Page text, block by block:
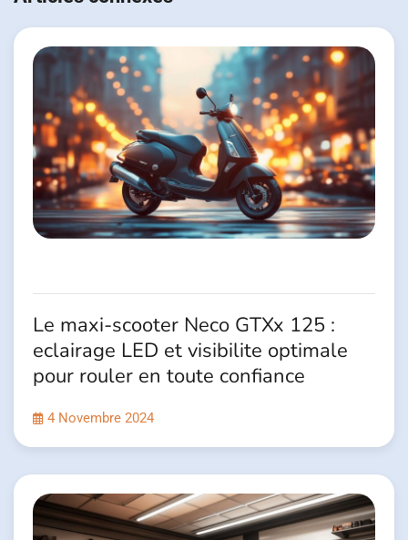
Le maxi-scooter Neco GTXx 125 :
eclairage LED et visibilite optimale
pour rouler en toute confiance
4 Novembre 2024